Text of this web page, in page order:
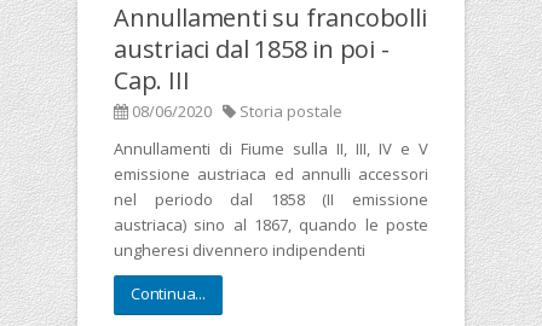
Annullamenti su francobolli
austriaci dal 1858 in poi -
Cap. III
08/06/2020
Storia postale
Annullamenti di Fiume sulla II, III, IV e V
emissione austriaca ed annulli accessori
nel periodo dal 1858 (II emissione
austriaca) sino al 1867, quando le poste
ungheresi divennero indipendenti
Continua...